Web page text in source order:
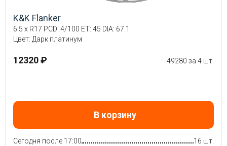
K&K Flanker
6.5 x R17 PCD: 4/100 ET: 45 DIA: 67.1
Цвет: Дарк платинум
12320 ₽ 49280 за 4 шт.
В корзину
Сегодня после 17:00 16 шт.